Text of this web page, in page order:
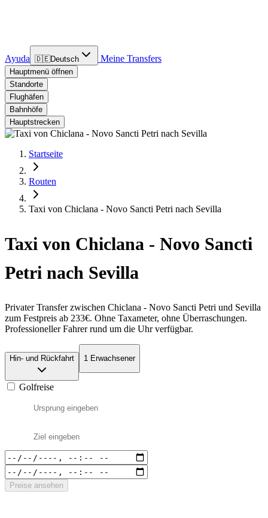
Ayuda 🇩🇪Deutsch Meine Transfers
Hauptmenü öffnen
Standorte
Flughäfen
Bahnhöfe
Hauptstrecken
Startseite
Routen
Taxi von Chiclana - Novo Sancti Petri nach Sevilla
Taxi von Chiclana - Novo Sancti
Petri nach Sevilla
Privater Transfer zwischen Chiclana - Novo Sancti Petri und Sevilla
zum Festpreis ab 233€. Ohne Taxameter, ohne Überraschungen.
Professioneller Fahrer rund um die Uhr verfügbar.
Hin- und Rückfahrt 1 Erwachsener
Golfreise
Preise ansehen